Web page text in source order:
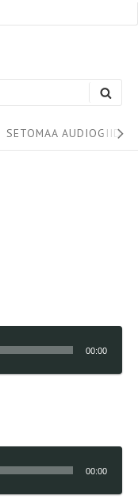
SETOMAA AUDIOGIIDID
00:00
00:00